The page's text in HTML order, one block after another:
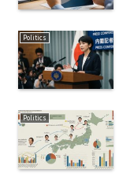
Politics
Politics